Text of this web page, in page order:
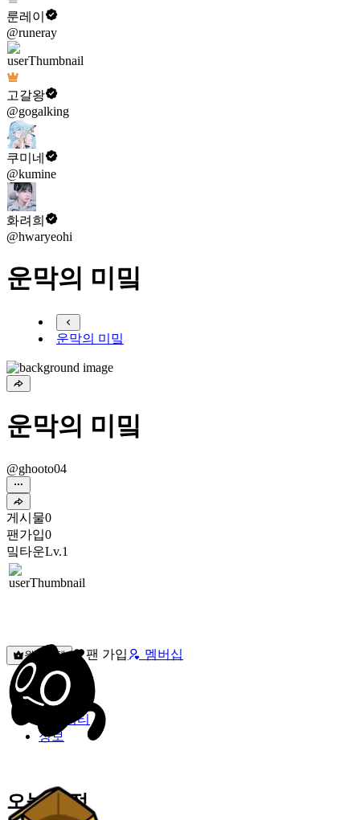
룬레이
@runeray
고갈왕
@gogalking
쿠미네
@kumine
화려희
@hwaryeohi
운막의 미밐
운막의 미밐
운막의 미밐
@ghooto04
게시물0
팬가입0
밐타운Lv.1
원픽선택 팬 가입 멤버십
밐타운
피드
커뮤니티
정보
오늘 일정